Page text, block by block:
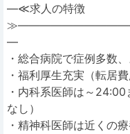
―≪求人の特徴
―
・総合病院で症例多数
・福利厚生充実（転居
・内科系医師は～
なし）
・精神科医師は近くの